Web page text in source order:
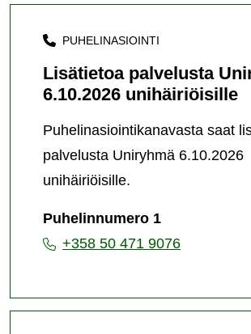
PUHELINASIOINTI
Lisätietoa palvelusta
6.10.2026 unihäiriöisille
Puhelinasiointikanavasta saat
palvelusta Uniryhmä 6.10.2026
unihäiriöisille.
Puhelinnumero 1
+358 50 471 9076